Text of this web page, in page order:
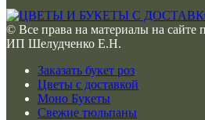
© Все права на материалы на сайте
ИП Шелудченко Е.Н.
Заказать букет роз
Цветы с доставкой
Моно Букеты
Свежие тюльпаны